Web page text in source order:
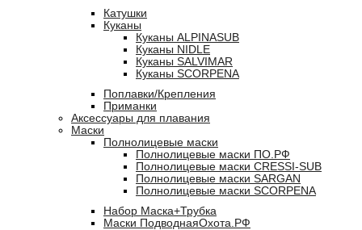
Катушки
Куканы
Куканы ALPINASUB
Куканы NIDLE
Куканы SALVIMAR
Куканы SCORPENA
Поплавки/Крепления
Приманки
Аксессуары для плавания
Маски
Полнолицевые маски
Полнолицевые маски ПО.РФ
Полнолицевые маски CRESSI-SUB
Полнолицевые маски SARGAN
Полнолицевые маски SCORPENA
Набор Маска+Трубка
Маски ПодводнаяОхота.РФ